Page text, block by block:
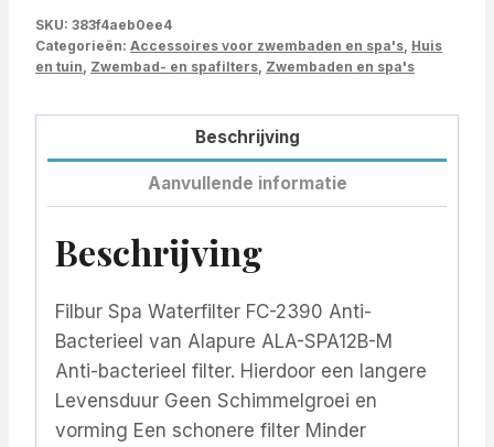
SKU: 383f4aeb0ee4
Categorieën: Accessoires voor zwembaden en spa's Huis
en tuin Zwembad- en spafilters Zwembaden en spa's
Beschrijving
Aanvullende informatie
Beschrijving
Filbur Spa Waterfilter FC-2390 Anti-
Bacterieel van Alapure ALA-SPA12B-M
Anti-bacterieel filter. Hierdoor een langere
Levensduur Geen Schimmelgroei en
vorming Een schonere filter Minder